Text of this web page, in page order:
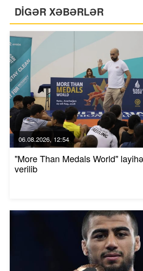
DİGƏR XƏBƏRLƏR
06.08.2026, 12:54
"More Than Medals World"
verilib